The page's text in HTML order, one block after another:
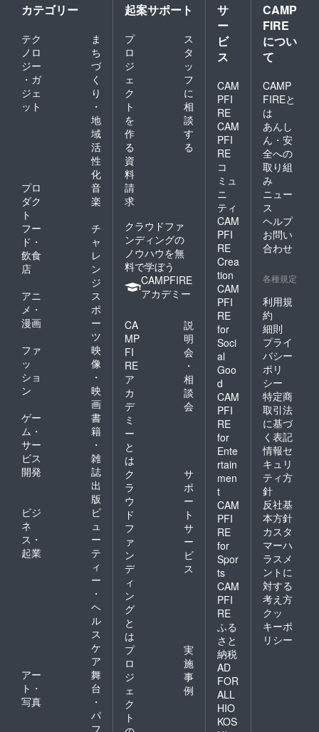
カテゴリー
テク
ノロ
ジー
・ガ
ジェ
ット
ま
ち
づ
く
り
・
地
域
活
性
化
プロ
ダク
ト
音
楽
フー
ド・
飲食
店
チ
ャ
レ
ン
ジ
アニ
メ・
漫画
ス
ポ
ー
ツ
ファ
ッ
ショ
ン
映
像
・
映
画
ゲー
ム・
サー
ビス
開発
書
籍
・
雑
誌
出
版
ビジ
ネ
ス・
起業
ビ
ュ
ー
テ
ィ
ー
・
ヘ
ル
ス
ケ
ア
アー
ト・
写真
舞
台
・
パ
フ
起案サポート
プ
ロ
ジ
ェ
ク
ト
を
作
る
ス
タ
ッ
フ
に
相
談
す
る
資
料
請
求
クラウドファ
ンディングの
ノウハウを無
料で学ぼう
CAMPFIRE
アカデミー
CA
MP
FI
RE
ア
カ
デ
ミ
ー
と
は
説
明
会
・
相
談
会
ク
ラ
ウ
ド
フ
ァ
ン
デ
ィ
ン
グ
と
は
サ
ポ
ー
ト
サ
ー
ビ
ス
プ
ロ
ジ
ェ
ク
ト
実
施
事
例
サ
ー
ビ
ス
CAM
PFI
RE
CAM
PFI
RE
コ
ミュ
ニ
ティ
CAM
PFI
RE
Crea
tion
CAM
PFI
RE
for
Soci
al
Goo
d
CAM
PFI
RE
for
Ente
rtain
men
t
CAM
PFI
RE
for
Spor
ts
CAM
PFI
RE
ふる
さと
納税
AD
FOR
ALL
HIO
KOS
CAMP
FIRE
につい
て
CAMP
FIREと
は
あんし
ん・安
全への
取り組
み
ニュー
ス
ヘルプ
お問い
合わせ
各種規定
利用規
約
細則
プライ
バシー
ポリ
シー
特定商
取引法
に基づ
く表記
情報セ
キュリ
ティ方
針
反社基
本方針
カスタ
マーハ
ラスメ
ントに
対する
考え方
クッ
キーポ
リシー